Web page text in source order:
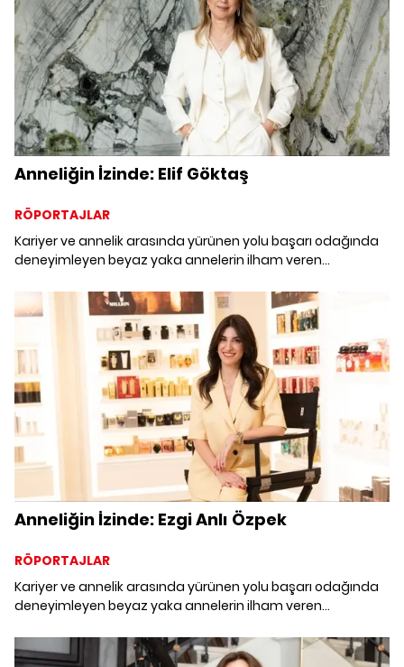
Anneliğin İzinde: Elif Göktaş
RÖPORTAJLAR
Kariyer ve annelik arasında yürünen yolu başarı odağında
deneyimleyen beyaz yaka annelerin ilham veren
Anneliğin İzinde: Ezgi Anlı Özpek
RÖPORTAJLAR
Kariyer ve annelik arasında yürünen yolu başarı odağında
deneyimleyen beyaz yaka annelerin ilham veren